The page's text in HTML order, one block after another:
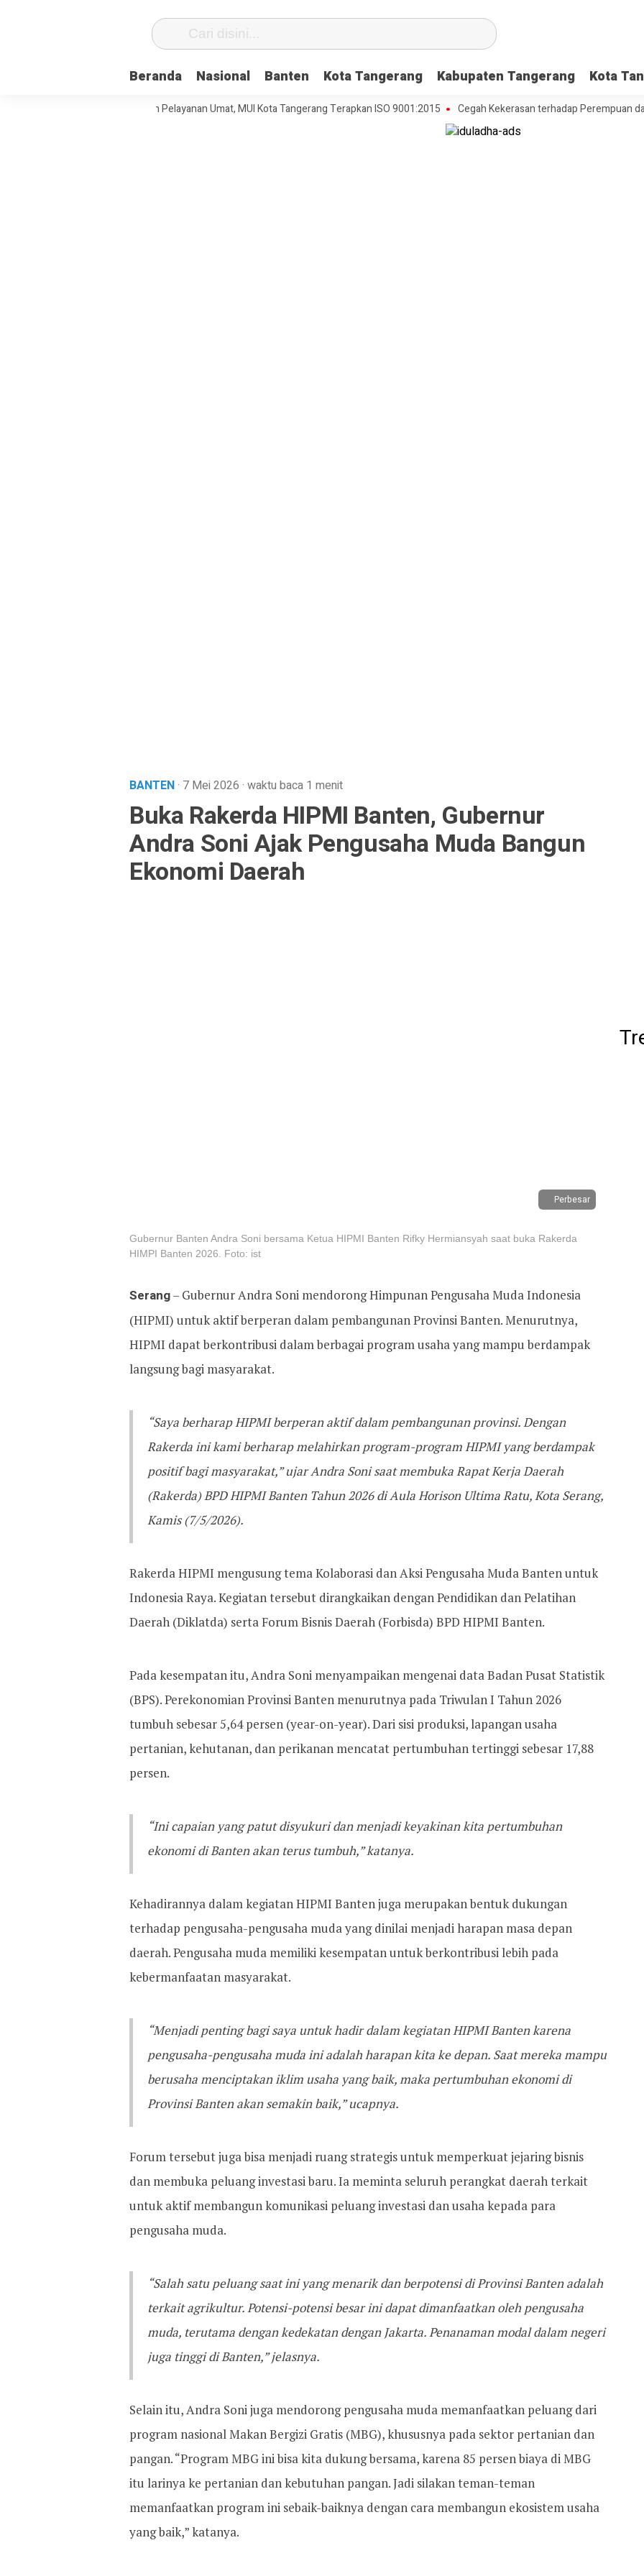
Beranda Nasional Banten Kota Tangerang Kabupaten Tangerang Kota
Tata Kelola Organisasi dan Pelayanan Umat, MUI Kota Tangerang Terapkan ISO 9001:2015 Cegah Kekerasan terhadap Perempuan dan
BANTEN· 7 Mei 2026 · waktu baca 1 menit
Buka Rakerda HIPMI Banten, Gubernur
Andra Soni Ajak Pengusaha Muda Bangun
Ekonomi Daerah
Perbesar
Gubernur Banten Andra Soni bersama Ketua HIPMI Banten Rifky Hermiansyah saat buka Rakerda
HIMPI Banten 2026. Foto: ist
Serang– Gubernur Andra Soni mendorong Himpunan Pengusaha Muda Indonesia
(HIPMI) untuk aktif berperan dalam pembangunan Provinsi Banten. Menurutnya,
HIPMI dapat berkontribusi dalam berbagai program usaha yang mampu berdampak
langsung bagi masyarakat.
“Saya berharap HIPMI berperan aktif dalam pembangunan provinsi. Dengan
Rakerda ini kami berharap melahirkan program-program HIPMI yang berdampak
positif bagi masyarakat,” ujar Andra Soni saat membuka Rapat Kerja Daerah
(Rakerda) BPD HIPMI Banten Tahun 2026 di Aula Horison Ultima Ratu, Kota Serang,
Kamis (7/5/2026).
Rakerda HIPMI mengusung tema Kolaborasi dan Aksi Pengusaha Muda Banten untuk
Indonesia Raya. Kegiatan tersebut dirangkaikan dengan Pendidikan dan Pelatihan
Daerah (Diklatda) serta Forum Bisnis Daerah (Forbisda) BPD HIPMI Banten.
Pada kesempatan itu, Andra Soni menyampaikan mengenai data Badan Pusat Statistik
(BPS). Perekonomian Provinsi Banten menurutnya pada Triwulan I Tahun 2026
tumbuh sebesar 5,64 persen (year-on-year). Dari sisi produksi, lapangan usaha
pertanian, kehutanan, dan perikanan mencatat pertumbuhan tertinggi sebesar 17,88
persen.
“Ini capaian yang patut disyukuri dan menjadi keyakinan kita pertumbuhan
ekonomi di Banten akan terus tumbuh,” katanya.
Kehadirannya dalam kegiatan HIPMI Banten juga merupakan bentuk dukungan
terhadap pengusaha-pengusaha muda yang dinilai menjadi harapan masa depan
daerah. Pengusaha muda memiliki kesempatan untuk berkontribusi lebih pada
kebermanfaatan masyarakat.
“Menjadi penting bagi saya untuk hadir dalam kegiatan HIPMI Banten karena
pengusaha-pengusaha muda ini adalah harapan kita ke depan. Saat mereka mampu
berusaha menciptakan iklim usaha yang baik, maka pertumbuhan ekonomi di
Provinsi Banten akan semakin baik,” ucapnya.
Forum tersebut juga bisa menjadi ruang strategis untuk memperkuat jejaring bisnis
dan membuka peluang investasi baru. Ia meminta seluruh perangkat daerah terkait
untuk aktif membangun komunikasi peluang investasi dan usaha kepada para
pengusaha muda.
“Salah satu peluang saat ini yang menarik dan berpotensi di Provinsi Banten adalah
terkait agrikultur. Potensi-potensi besar ini dapat dimanfaatkan oleh pengusaha
muda, terutama dengan kedekatan dengan Jakarta. Penanaman modal dalam negeri
juga tinggi di Banten,” jelasnya.
Selain itu, Andra Soni juga mendorong pengusaha muda memanfaatkan peluang dari
program nasional Makan Bergizi Gratis (MBG), khususnya pada sektor pertanian dan
pangan. “Program MBG ini bisa kita dukung bersama, karena 85 persen biaya di MBG
itu larinya ke pertanian dan kebutuhan pangan. Jadi silakan teman-teman
memanfaatkan program ini sebaik-baiknya dengan cara membangun ekosistem usaha
yang baik,” katanya.